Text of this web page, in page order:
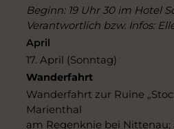
Beginn: 19 Uhr 30 im Hotel
Verantwortlich bzw. Infos:
April
17. April (Sonntag)
Wanderfahrt
Wanderfahrt zur Ruine
Marienthal
am Regenknie bei Nittenau;